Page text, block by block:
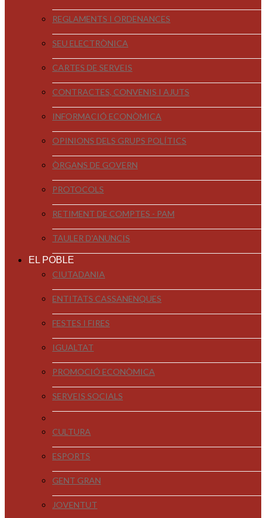
REGLAMENTS I ORDENANCES
SEU ELECTRÒNICA
CARTES DE SERVEIS
CONTRACTES, CONVENIS I AJUTS
INFORMACIÓ ECONÒMICA
OPINIONS DELS GRUPS POLÍTICS
ÒRGANS DE GOVERN
PROTOCOLS
RETIMENT DE COMPTES - PAM
TAULER D'ANUNCIS
EL POBLE
CIUTADANIA
ENTITATS CASSANENQUES
FESTES I FIRES
IGUALTAT
PROMOCIÓ ECONÒMICA
SERVEIS SOCIALS
CULTURA
ESPORTS
GENT GRAN
JOVENTUT